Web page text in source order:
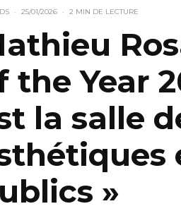
· 25/01/2026 · 2 MIN DE LECTURE
the Year
la salle
»